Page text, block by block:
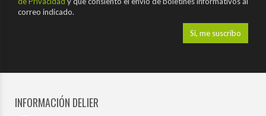
correo indicado.
INFORMACIÓN DELIER